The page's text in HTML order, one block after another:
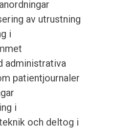
av utrustning
i
administrativa
patientjournaler
i
och deltog i